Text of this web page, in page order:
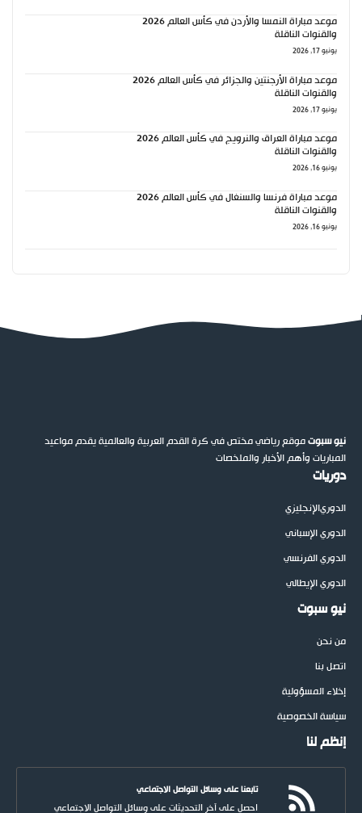
موعد مباراة النمسا والأردن في كأس العالم 2026
والقنوات الناقلة
يونيو 17, 2026
موعد مباراة الأرجنتين والجزائر في كأس العالم 2026
والقنوات الناقلة
يونيو 17, 2026
موعد مباراة العراق والنرويج في كأس العالم 2026
والقنوات الناقلة
يونيو 16, 2026
موعد مباراة فرنسا والسنغال في كأس العالم 2026
والقنوات الناقلة
يونيو 16, 2026
نيو سبوتموقع رياضي مختص في كرة القدم العربية والعالمية يقدم مواعيد
المباريات وأهم الأخبار والملخصات
دوريات
الدوريالإنجليزي
الدوري الإسباني
الدوري الفرنسي
الدوري الإيطالي
نيو سبوت
من نحن
اتصل بنا
إخلاء المسؤولية
سياسة الخصوصية
إنظم لنا
تابعنا على وسائل التواصل الاجتماعي
احصل على آخر التحديثات على وسائل التواصل الاجتماعي